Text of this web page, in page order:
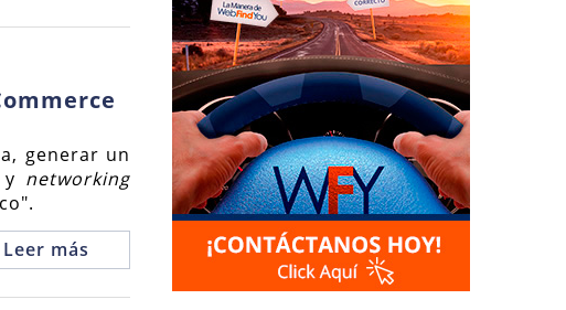
generar un
networking
Leer más